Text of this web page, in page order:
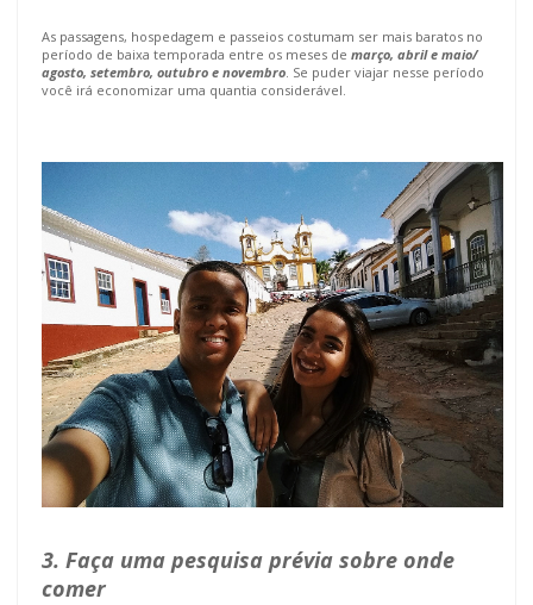
As passagens, hospedagem e passeios costumam ser mais baratos no
período de baixa temporada entre os meses demarço, abril e maio/
agosto, setembro, outubro e novembro . Se puder viajar nesse período
você irá economizar uma quantia considerável.
3. Faça uma pesquisa prévia sobre onde
comer